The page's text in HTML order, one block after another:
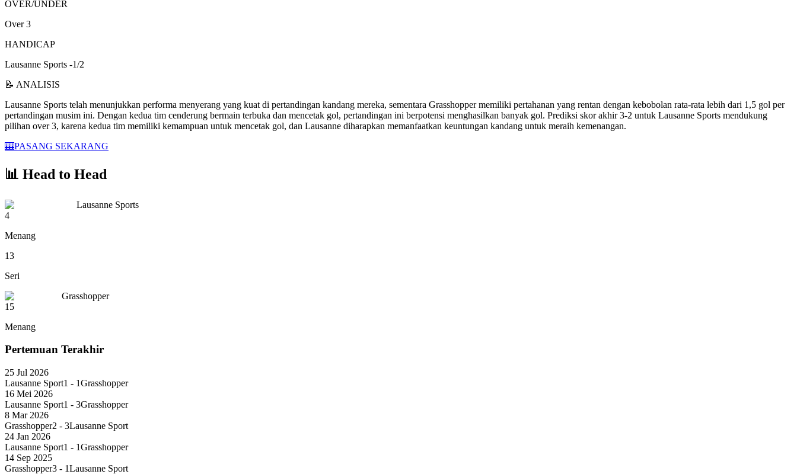
OVER/UNDER
Over 3
HANDICAP
Lausanne Sports -1/2
📝 ANALISIS
Lausanne Sports telah menunjukkan performa menyerang yang kuat di pertandingan kandang mereka, sementara Grasshopper memiliki pertahanan yang rentan dengan kebobolan rata-rata lebih dari 1,5 gol per
pertandingan musim ini. Dengan kedua tim cenderung bermain terbuka dan mencetak gol, pertandingan ini berpotensi menghasilkan banyak gol. Prediksi skor akhir 3-2 untuk Lausanne Sports mendukung
pilihan over 3, karena kedua tim memiliki kemampuan untuk mencetak gol, dan Lausanne diharapkan memanfaatkan keuntungan kandang untuk meraih kemenangan.
🎰PASANG SEKARANG
📊 Head to Head
Lausanne Sports
4
Menang
13
Seri
Grasshopper
15
Menang
Pertemuan Terakhir
25 Jul 2026
Lausanne Sport1 - 1Grasshopper
16 Mei 2026
Lausanne Sport1 - 3Grasshopper
8 Mar 2026
Grasshopper2 - 3Lausanne Sport
24 Jan 2026
Lausanne Sport1 - 1Grasshopper
14 Sep 2025
Grasshopper3 - 1Lausanne Sport